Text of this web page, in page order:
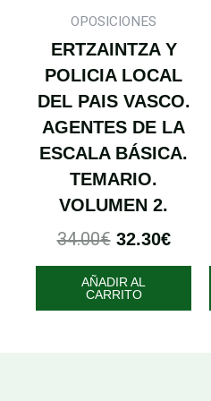
OPOSICIONES
ERTZAINTZA Y
POLICIA LOCAL
DEL PAIS VASCO.
AGENTES DE LA
ESCALA BÁSICA.
TEMARIO.
VOLUMEN 2.
34.00€ 32.30€
AÑADIR AL
CARRITO